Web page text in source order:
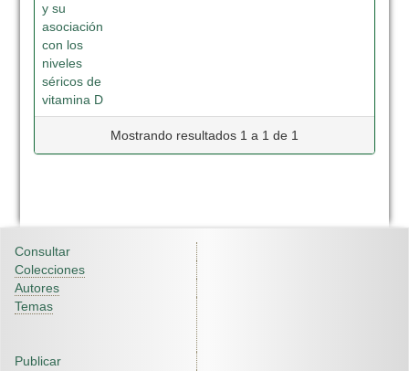
y su
asociación
con los
niveles
séricos de
vitamina D
Mostrando resultados 1 a 1 de 1
Consultar
Colecciones
Autores
Temas
Publicar